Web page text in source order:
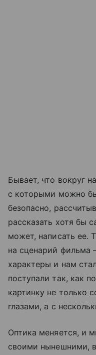
Бывает, что вокруг
с которыми можно
безопасно,
рассказать хотя бы
может, написать ее.
на сценарий фильма
характеры и нам
поступали так, как
картинку не только
глазами, а с
Оптика меняется, и
своими нынешними,